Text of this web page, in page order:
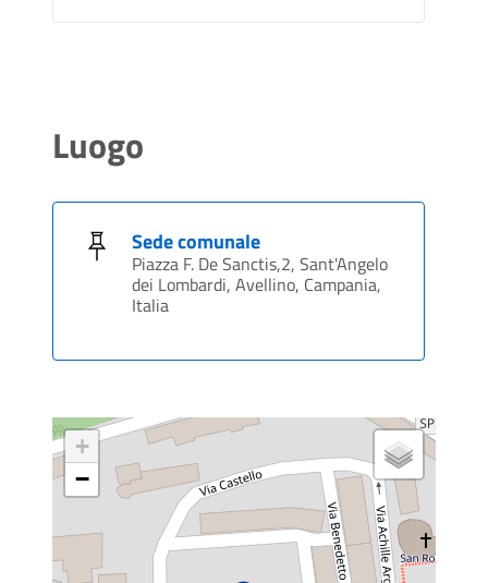
Luogo
Sede comunale
Piazza F. De Sanctis,2, Sant'Angelo
dei Lombardi, Avellino, Campania,
Italia
+
−